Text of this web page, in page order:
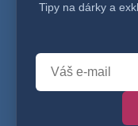
Tipy na dárky a